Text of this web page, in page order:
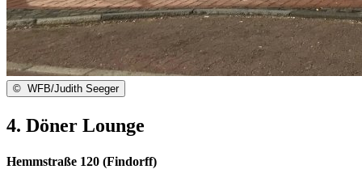
© WFB/Judith Seeger
4. Döner Lounge
Hemmstraße 120 (Findorff)